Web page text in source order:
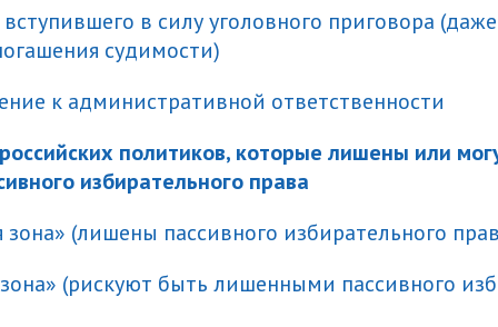
в силу уголовного приговора
судимости)
к административной ответственности
политиков, которые лишены или
избирательного права
зона» (лишены пассивного избирательного
(рискуют быть лишенными пассивного